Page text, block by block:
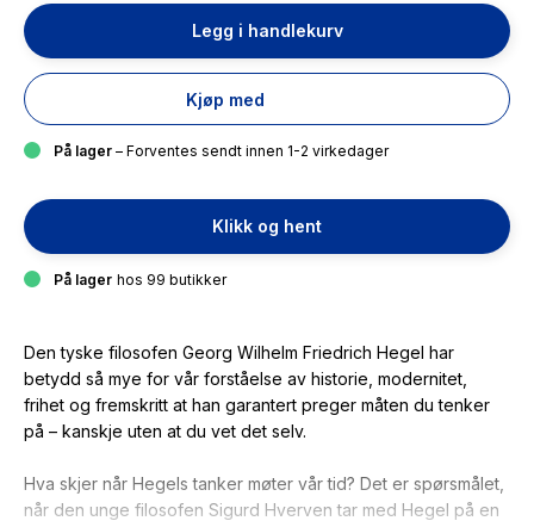
Legg i handlekurv
Kjøp med
På lager – Forventes sendt innen 1-2 virkedager
Klikk og hent
På lager hos 99 butikker
Den tyske filosofen Georg Wilhelm Friedrich Hegel har
betydd så mye for vår forståelse av historie, modernitet,
frihet og fremskritt at han garantert preger måten du tenker
på – kanskje uten at du vet det selv.
Hva skjer når Hegels tanker møter vår tid? Det er spørsmålet,
når den unge filosofen Sigurd Hverven tar med Hegel på en